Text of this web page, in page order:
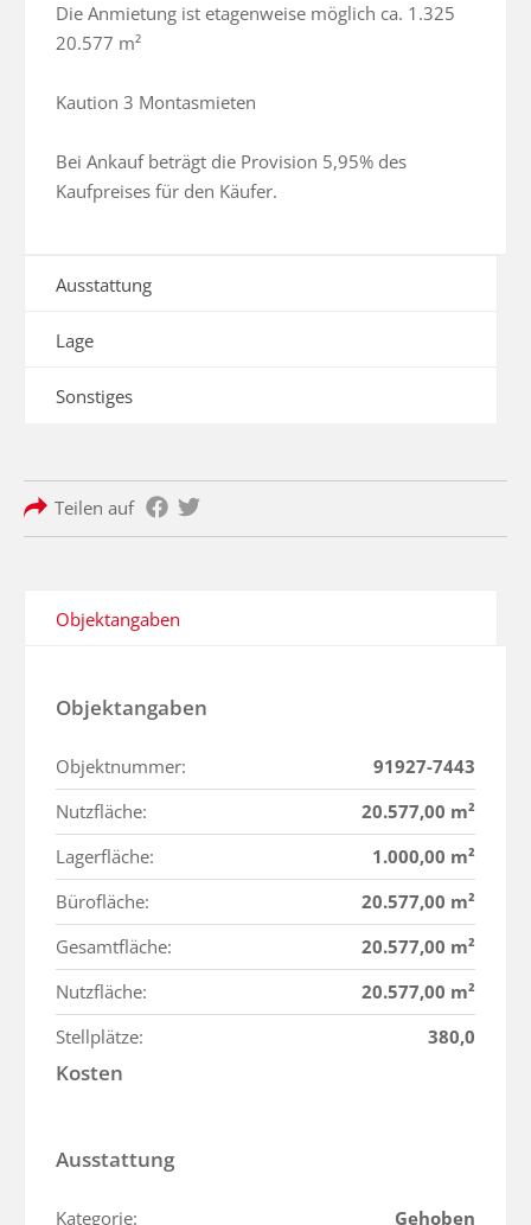
Die Anmietung ist etagenweise möglich ca. 1.325 
20.577 m²
Kaution 3 Montasmieten
Bei Ankauf beträgt die Provision 5,95% des
Kaufpreises für den Käufer.
Ausstattung
Lage
Sonstiges
Teilen auf
Objektangaben
Objektangaben
Objektnummer:
91927-7443
Nutzfläche:
20.577,00 m²
Lagerfläche:
1.000,00 m²
Bürofläche:
20.577,00 m²
Gesamtfläche:
20.577,00 m²
Nutzfläche:
20.577,00 m²
Stellplätze:
380,0
Kosten
Ausstattung
Kategorie: Gehoben